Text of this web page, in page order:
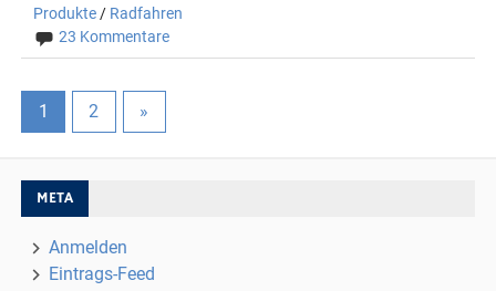
Produkte / Radfahren
23 Kommentare
1 2 »
META
Anmelden
Eintrags-Feed